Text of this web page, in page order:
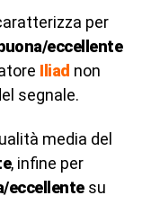
per
buona/eccellente
Iliad non
segnale.
media del
, infine per
eccellentesu